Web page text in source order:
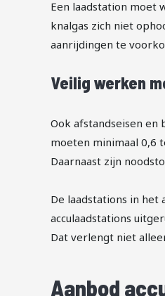
Een laadstation moet
knalgas zich niet
aanrijdingen te
Veilig werken
Ook afstandseisen en
moeten minimaal 0,6
Daarnaast zijn
De laadstations in het
acculaadstations
Dat verlengt niet
Aanbod